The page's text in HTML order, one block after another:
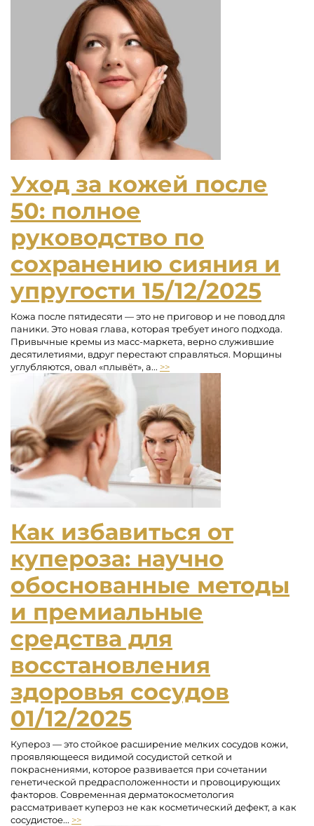
Уход за кожей после
50: полное
руководство по
сохранению сияния и
упругости 15/12/2025
Кожа после пятидесяти — это не приговор и не повод для
паники. Это новая глава, которая требует иного подхода.
Привычные кремы из масс-маркета, верно служившие
десятилетиями, вдруг перестают справляться. Морщины
углубляются, овал «плывёт», а... >>
Как избавиться от
купероза: научно
обоснованные методы
и премиальные
средства для
восстановления
здоровья сосудов
01/12/2025
Купероз — это стойкое расширение мелких сосудов кожи,
проявляющееся видимой сосудистой сеткой и
покраснениями, которое развивается при сочетании
генетической предрасположенности и провоцирующих
факторов. Современная дерматокосметология
рассматривает купероз не как косметический дефект, а как
сосудистое... >>